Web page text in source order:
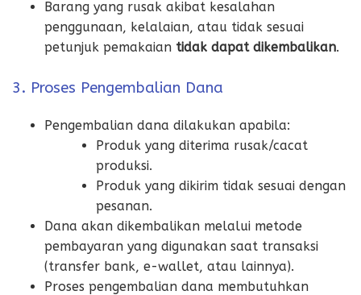
Barang yang rusak akibat kesalahan
penggunaan, kelalaian, atau tidak sesuai
petunjuk pemakaian tidak dapat dikembalikan.
3. Proses Pengembalian Dana
Pengembalian dana dilakukan apabila:
Produk yang diterima rusak/cacat
produksi.
Produk yang dikirim tidak sesuai dengan
pesanan.
Dana akan dikembalikan melalui metode
pembayaran yang digunakan saat transaksi
(transfer bank, e-wallet, atau lainnya).
Proses pengembalian dana membutuhkan